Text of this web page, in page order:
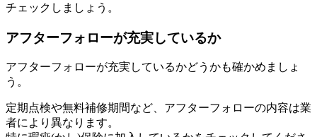
チェックしましょう。
アフターフォローが充実しているか
アフターフォローが充実しているかどうかも確かめましょ
う。
定期点検や無料補修期間など、アフターフォローの内容は業
者により異なります。